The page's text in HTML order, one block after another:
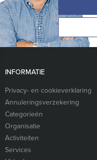
INFORMATIE
Privacy- en cookieverklaring
Annuleringsverzekering
Categorieën
Organisatie
Activiteiten
Services